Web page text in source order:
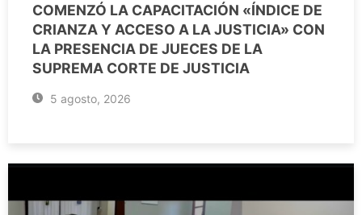
COMENZÓ LA CAPACITACIÓN «ÍNDICE DE
CRIANZA Y ACCESO A LA JUSTICIA» CON
LA PRESENCIA DE JUECES DE LA
SUPREMA CORTE DE JUSTICIA
5 agosto, 2026